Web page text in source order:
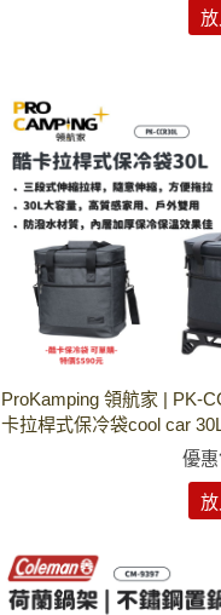
ProKamping 領航家 | PK-
卡拉桿式保冷袋cool car
優